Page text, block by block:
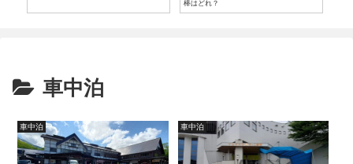
棒はどれ？
車中泊
車中泊 車中泊